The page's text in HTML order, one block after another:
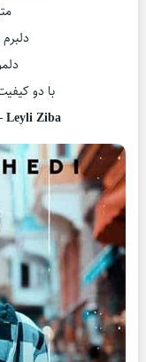
با دو کیفیت ۳۲۰ و ۱۲۸ اکنون در
Leyli Ziba